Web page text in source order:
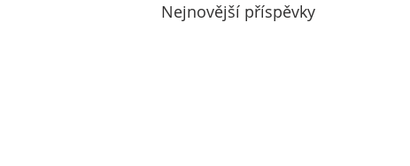
Nejnovější příspěvky